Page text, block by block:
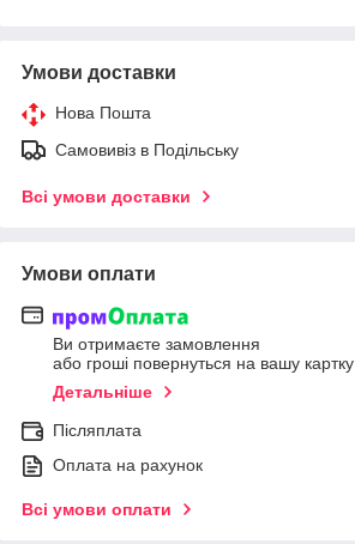
Умови доставки
Нова Пошта
Самовивіз в Подільську
Всі умови доставки
Умови оплати
Ви отримаєте замовлення
або гроші повернуться на вашу картку
Детальніше
Післяплата
Оплата на рахунок
Всі умови оплати